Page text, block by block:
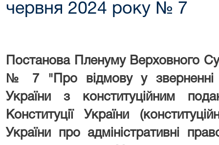
червня 2024 року № 7
Постанова Пленуму Верховного
№
7 " Про відмову у
України з конституційним
Конституції України
України про адміністративні